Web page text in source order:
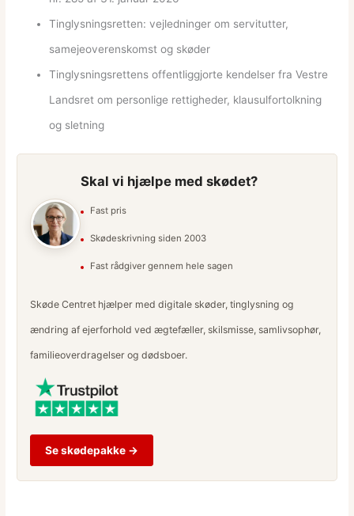
Tinglysningsretten: vejledninger om servitutter,
samejeoverenskomst og skøder
Tinglysningsrettens offentliggjorte kendelser fra Vestre
Landsret om personlige rettigheder, klausulfortolkning
og sletning
Skal vi hjælpe med skødet?
Fast pris
Skødeskrivning siden 2003
Fast rådgiver gennem hele sagen
Skøde Centret hjælper med digitale skøder, tinglysning og
ændring af ejerforhold ved ægtefæller, skilsmisse, samlivsophør,
familieoverdragelser og dødsboer.
Se skødepakke →